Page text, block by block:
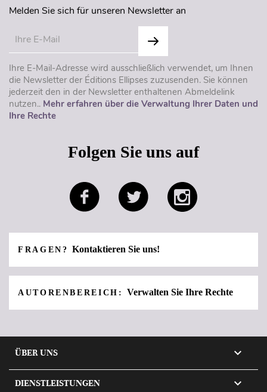
Melden Sie sich für unseren Newsletter an
Ihre E-Mail-Adresse wird ausschließlich verwendet, um Ihnen
die Newsletter der Éditions Ellipses zuzusenden. Sie können
jederzeit den in der Newsletter enthaltenen Abmeldelink
nutzen.. Mehr erfahren über die Verwaltung Ihrer Daten und
Ihre Rechte
Folgen Sie uns auf
FRAGEN?Kontaktieren Sie uns!
AUTORENBEREICH: Verwalten Sie Ihre Rechte
ÜBER UNS 
DIENSTLEISTUNGEN 